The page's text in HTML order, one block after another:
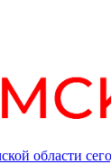
области